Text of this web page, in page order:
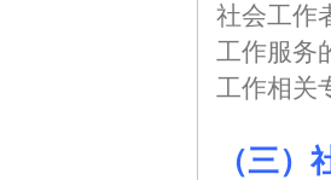
社会工作
工作服务
工作相关
（三）